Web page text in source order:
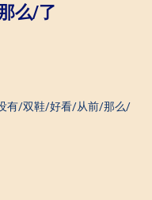
么/了
有/双鞋/好看/从前/那么/